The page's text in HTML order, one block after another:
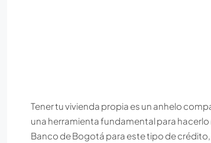
Tener tu vivienda propia es un anhelo
una herramienta fundamental para
Banco de Bogotá para este tipo de